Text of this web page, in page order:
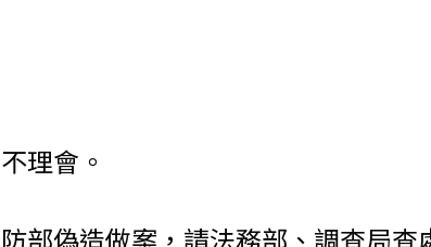
理會。
偽造做案，請法務部、調查局查